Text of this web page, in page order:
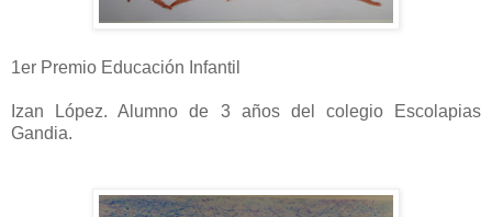
1er Premio Educación Infantil
Izan López. Alumno de 3 años del colegio Escolapias
Gandia.